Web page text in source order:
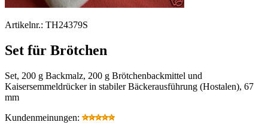
Artikelnr.: TH24379S
Set für Brötchen
Set, 200 g Backmalz, 200 g Brötchenbackmittel und
Kaisersemmeldrücker in stabiler Bäckerausführung (Hostalen), 67
mm
Kundenmeinungen: